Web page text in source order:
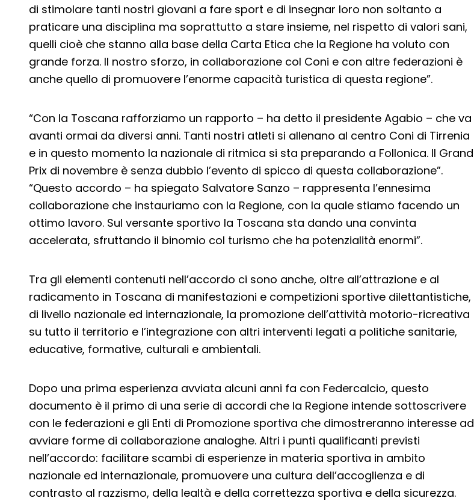
di stimolare tanti nostri giovani a fare sport e di insegnar loro non soltanto a
praticare una disciplina ma soprattutto a stare insieme, nel rispetto di valori sani,
quelli cioè che stanno alla base della Carta Etica che la Regione ha voluto con
grande forza. Il nostro sforzo, in collaborazione col Coni e con altre federazioni è
anche quello di promuovere l’enorme capacità turistica di questa regione”.
“Con la Toscana rafforziamo un rapporto – ha detto il presidente Agabio – che va
avanti ormai da diversi anni. Tanti nostri atleti si allenano al centro Coni di Tirrenia
e in questo momento la nazionale di ritmica si sta preparando a Follonica. Il Grand
Prix di novembre è senza dubbio l’evento di spicco di questa collaborazione”.
“Questo accordo – ha spiegato Salvatore Sanzo – rappresenta l’ennesima
collaborazione che instauriamo con la Regione, con la quale stiamo facendo un
ottimo lavoro. Sul versante sportivo la Toscana sta dando una convinta
accelerata, sfruttando il binomio col turismo che ha potenzialità enormi”.
Tra gli elementi contenuti nell’accordo ci sono anche, oltre all’attrazione e al
radicamento in Toscana di manifestazioni e competizioni sportive dilettantistiche,
di livello nazionale ed internazionale, la promozione dell’attività motorio-ricreativa
su tutto il territorio e l’integrazione con altri interventi legati a politiche sanitarie,
educative, formative, culturali e ambientali.
Dopo una prima esperienza avviata alcuni anni fa con Federcalcio, questo
documento è il primo di una serie di accordi che la Regione intende sottoscrivere
con le federazioni e gli Enti di Promozione sportiva che dimostreranno interesse ad
avviare forme di collaborazione analoghe. Altri i punti qualificanti previsti
nell’accordo: facilitare scambi di esperienze in materia sportiva in ambito
nazionale ed internazionale, promuovere una cultura dell’accoglienza e di
contrasto al razzismo, della lealtà e della correttezza sportiva e della sicurezza.